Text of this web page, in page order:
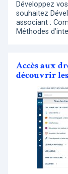
Développez
souhaitez
associant :
Méthodes
Accès aux
découvrir